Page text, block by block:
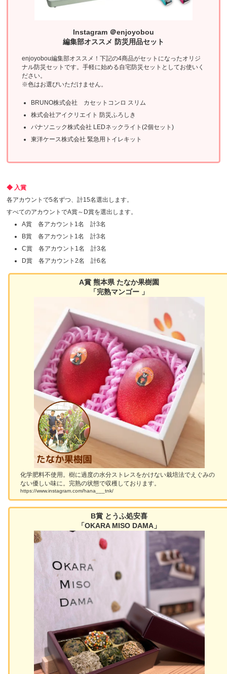
Instagram ＠enjoyobou
編集部オススメ 防災用品セット
enjoyobou編集部オススメ！下記の4商品がセットになったオリジ
ナル防災セットです。手軽に始める自宅防災セットとしてお使いく
ださい。
※色はお選びいただけません。
BRUNO株式会社 カセットコンロ スリム
株式会社アイクリエイト 防災ふろしき
パナソニック株式会社 LEDネックライト(2個セット)
東洋ケース株式会社 緊急用トイレキット
◆ 入賞
各アカウントで5名ずつ、計15名選出します。
すべてのアカウントでA賞～D賞を選出します。
A賞 各アカウント1名 計3名
B賞 各アカウント1名 計3名
C賞 各アカウント1名 計3名
D賞 各アカウント2名 計6名
A賞 熊本県 たなか果樹園
「完熟マンゴー 」
化学肥料不使用。樹に過度の水分ストレスをかけない栽培法でえぐみの
ない優しい味に。完熟の状態で収穫しております。
https://www.instagram.com/hana___tnk/
B賞 とうふ処安喜
「OKARA MISO DAMA」